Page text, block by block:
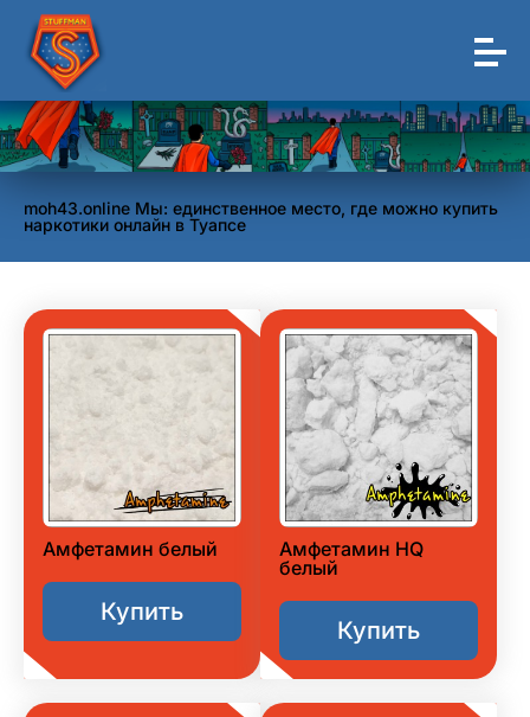
moh43.online Мы: единственное место, где можно купить
наркотики онлайн в Туапсе
Амфетамин белый
Купить
Амфетамин HQ
белый
Купить